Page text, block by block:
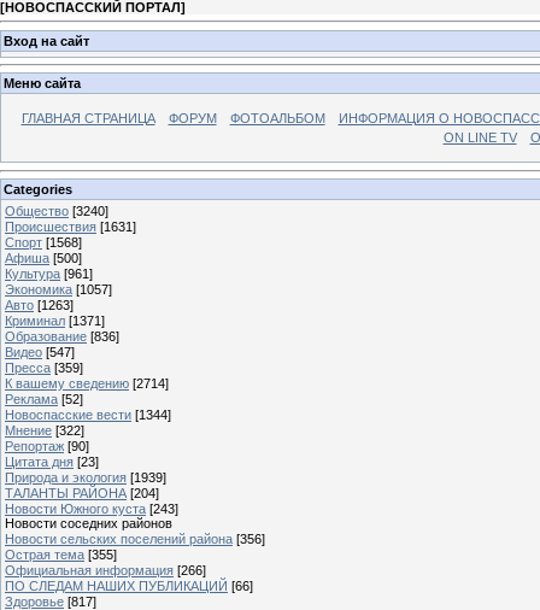
[НОВОСПАССКИЙ ПОРТАЛ]
Вход на сайт
Меню сайта
ГЛАВНАЯ СТРАНИЦА ФОРУМ ФОТОАЛЬБОМ
ИНФОРМАЦИЯ О
ON LINE TV
Categories
Общество [3240]
Происшествия [1631]
Спорт [1568]
Афиша [500]
Культура [961]
Экономика [1057]
Авто [1263]
Криминал [1371]
Образование [836]
Видео [547]
Пресса [359]
К вашему сведению [2714]
Реклама [52]
Новоспасские вести [1344]
Мнение [322]
Репортаж [90]
Цитата дня [23]
Природа и экология [1939]
ТАЛАНТЫ РАЙОНА [204]
Новости Южного куста [243]
Новости соседних районов
Новости сельских поселений района [356]
Острая тема [355]
Официальная информация [266]
ПО СЛЕДАМ НАШИХ ПУБЛИКАЦИЙ [66]
Здоровье [817]